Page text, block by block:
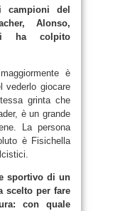
del
Alonso,
ha colpito
è
vederlo giocare
grinta che
è un grande
La persona
è Fisichella
sportivo di un
scelto per fare
con quale